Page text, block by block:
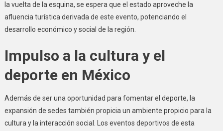
la vuelta de la esquina, se espera que el estado aproveche la
afluencia turística derivada de este evento, potenciando el
desarrollo económico y social de la región.
Impulso a la cultura y el
deporte en México
Además de ser una oportunidad para fomentar el deporte, la
expansión de sedes también propicia un ambiente propicio para la
cultura y la interacción social. Los eventos deportivos de esta